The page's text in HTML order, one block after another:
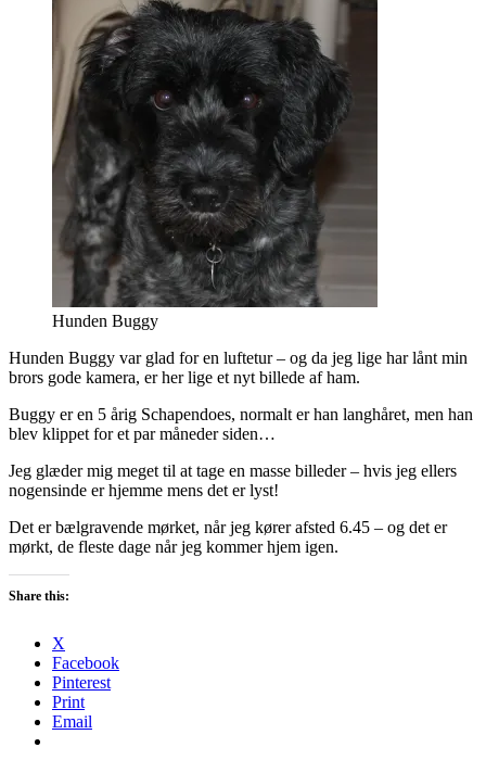
Hunden Buggy
Hunden Buggy var glad for en luftetur – og da jeg lige har lånt min
brors gode kamera, er her lige et nyt billede af ham.
Buggy er en 5 årig Schapendoes, normalt er han langhåret, men han
blev klippet for et par måneder siden…
Jeg glæder mig meget til at tage en masse billeder – hvis jeg ellers
nogensinde er hjemme mens det er lyst!
Det er bælgravende mørket, når jeg kører afsted 6.45 – og det er
mørkt, de fleste dage når jeg kommer hjem igen.
Share this:
X
Facebook
Pinterest
Print
Email